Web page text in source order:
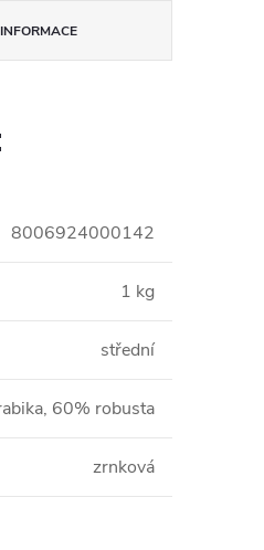
8006924000142
1 kg
střední
60% robusta
zrnková